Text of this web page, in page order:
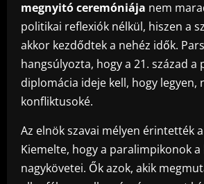
megnyitó ceremóniája nem
politikai reflexiók nélkül, hiszen a
akkor kezdődtek a nehéz idők.
hangsúlyozta, hogy a 21. század a
diplomácia ideje kell, hogy legyen,
konfliktusoké.
Az elnök szavai mélyen érintették
Kiemelte, hogy a paralimpikonok a
nagykövetei. Ők azok, akik